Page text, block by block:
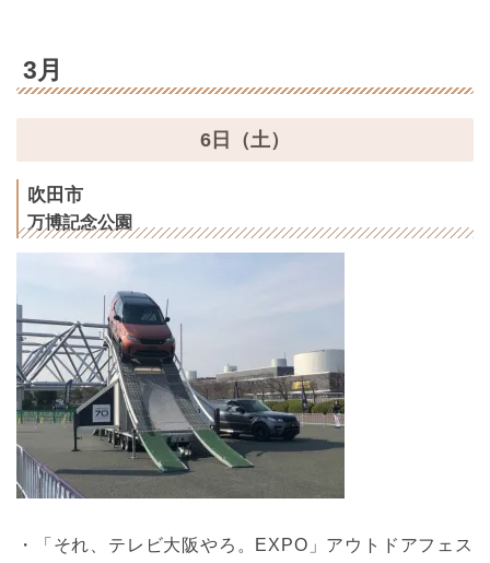
3月
6日（土）
吹田市
万博記念公園
・「それ、テレビ大阪やろ。EXPO」アウトドアフェス